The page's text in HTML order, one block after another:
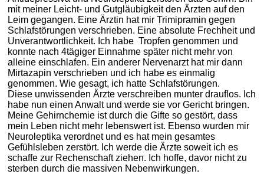
mit meiner Leicht- und Gutgläubigkeit den Ärzten auf den
Leim gegangen. Eine Ärztin hat mir Trimipramin gegen
Schlafstörungen verschrieben. Eine absolute Frechheit und
Unverantwortlichkeit. Ich habe Tropfen genommen und
konnte nach 4tägiger Einnahme später nicht mehr von
alleine einschlafen. Ein anderer Nervenarzt hat mir dann
Mirtazapin verschrieben und ich habe es einmalig
genommen. Wie gesagt, ich hatte Schlafstörungen.
Diese unwissenden Ärzte verschreiben munter drauflos. Ich
habe nun einen Anwalt und werde sie vor Gericht bringen.
Meine Gehirnchemie ist durch die Gifte so gestört, dass
mein Leben nicht mehr lebenswert ist. Ebenso wurden mir
Neuroleptika verordnet und es hat mein gesamtes
Gefühlsleben zerstört. Ich werde die Ärzte soweit ich es
schaffe zur Rechenschaft ziehen. Ich hoffe, davor nicht zu
sterben durch die massiven Nebenwirkungen.